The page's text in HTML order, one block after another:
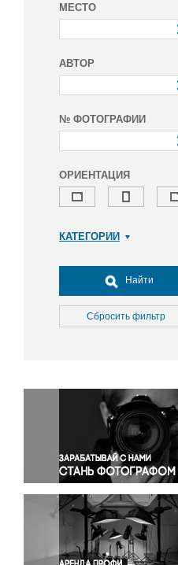
МЕСТО
АВТОР
№ ФОТОГРАФИИ
ОРИЕНТАЦИЯ
КАТЕГОРИИ
Досуг, туризм и отдых
Культура
Медицина
Окружающая среда
Политика
Правосудие
Происшествия и
Религия
Светская жизнь
Спорт
Экология
Экономика и бизнес
Найти
Сбросить фильтр